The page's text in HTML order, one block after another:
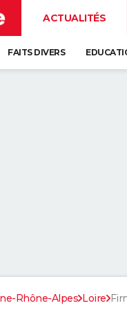
ACTUALITÉS
FAITS DIVERS
Rhône-Alpes Loire